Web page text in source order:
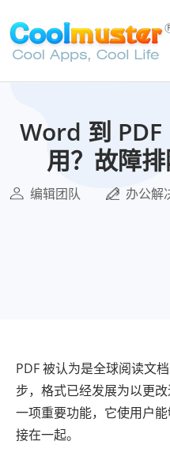
Word 到
用？故障
编辑团队 办公解
PDF 被认为是全球阅读文
步，格式已经发展为以更
一项重要功能，它使用户
接在一起。